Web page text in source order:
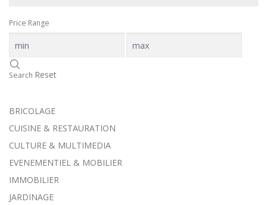
Price Range
Search Reset
BRICOLAGE
CUISINE & RESTAURATION
CULTURE & MULTIMEDIA
EVENEMENTIEL & MOBILIER
IMMOBILIER
JARDINAGE